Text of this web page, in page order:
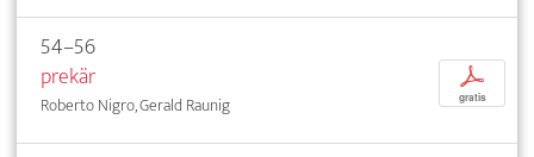
54–56
prekär
Roberto Nigro, Gerald Raunig
p
gratis